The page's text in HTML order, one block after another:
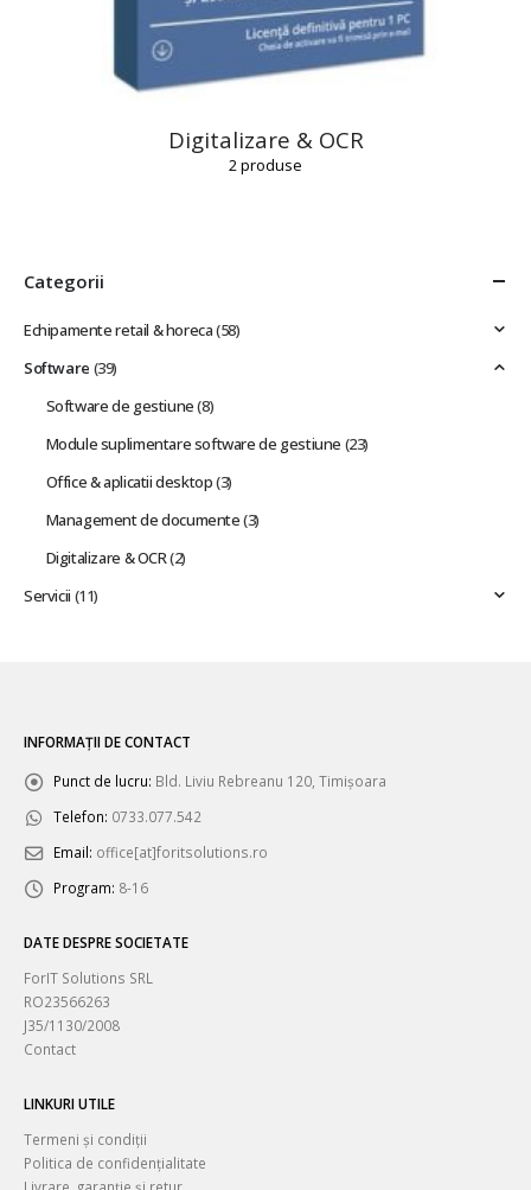
Digitalizare & OCR
2produse
Categorii
Echipamente retail & horeca(58)
Software (39)
Software de gestiune(8)
Module suplimentare software de gestiune (23)
Office & aplicatii desktop(3)
Management de documente(3)
Digitalizare & OCR(2)
Servicii (11)
INFORMAȚII DE CONTACT
Punct de lucru: Bld. Liviu Rebreanu 120, Timișoara
Telefon: 0733.077.542
Email: office[at]foritsolutions.ro
Program: 8-16
DATE DESPRE SOCIETATE
ForIT Solutions SRL
RO23566263
J35/1130/2008
Contact
LINKURI UTILE
Termeni și condiții
Politica de confidențialitate
Livrare, garanție și retur